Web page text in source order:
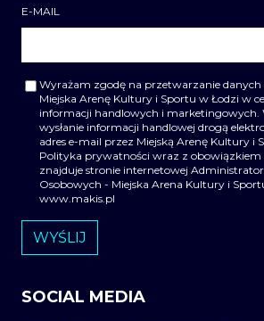
E-MAIL
Wyrażam zgodę na przetwarzanie danych
Miejska Arenę Kultury i Sportu w Łodzi w
informacji handlowych i marketingowych.
wysłanie informacji handlowej drogą
adres e-mail przez Miejską Arenę Kultury i
Polityka prywatności wraz z
znajduje stronie internetowej
Osobowych - Miejska Arena Kultury i
www.makis.pl
SOCIAL MEDIA